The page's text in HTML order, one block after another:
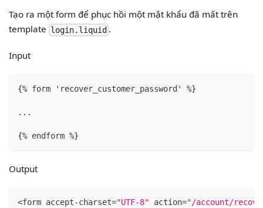
Tạo ra một form để phục hồi một mật khẩu đã mất trên
template login.liquid .
Input
{% form 'recover_customer_password' %}
...
{% endform %}
Output
<form accept-charset="UTF-8" action="/account/